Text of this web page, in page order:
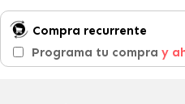
Compra recurrente
Programa tu compra y